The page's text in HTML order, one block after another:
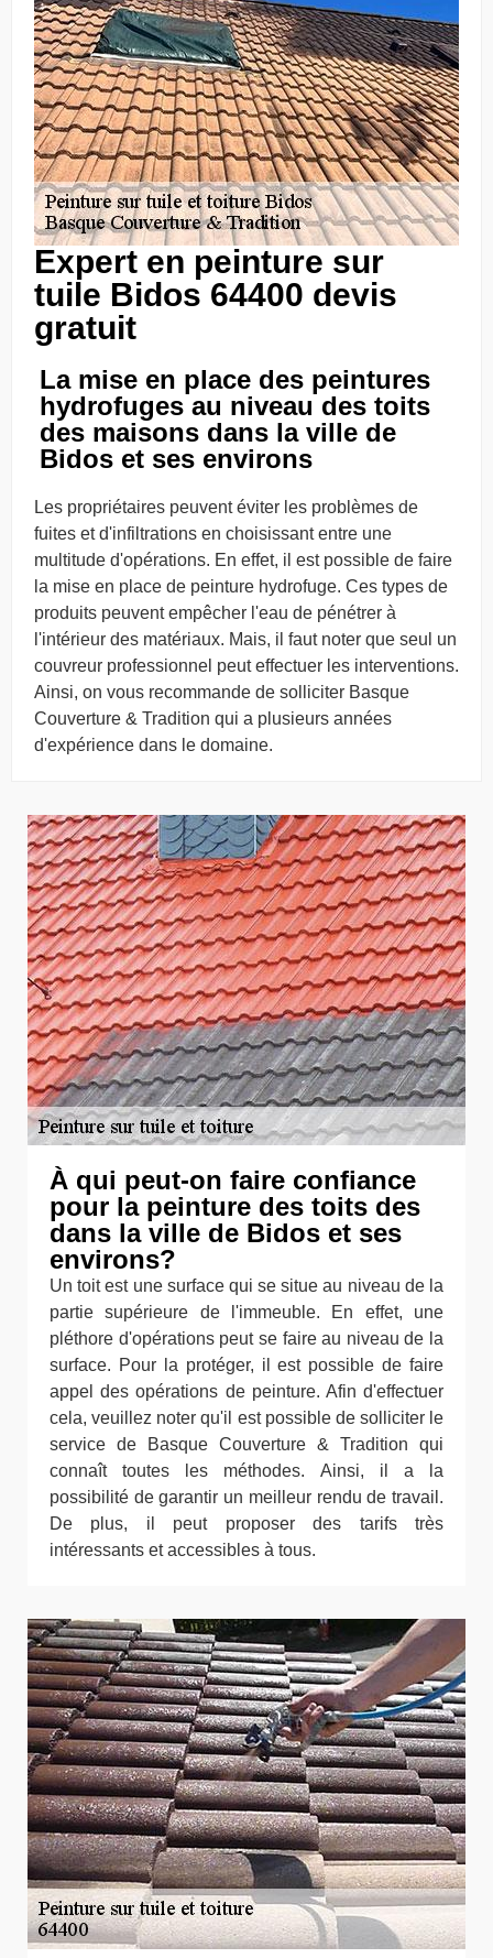
Expert en peinture sur
tuile Bidos 64400 devis
gratuit
La mise en place des peintures
hydrofuges au niveau des toits
des maisons dans la ville de
Bidos et ses environs
Les propriétaires peuvent éviter les problèmes de
fuites et d'infiltrations en choisissant entre une
multitude d'opérations. En effet, il est possible de faire
la mise en place de peinture hydrofuge. Ces types de
produits peuvent empêcher l'eau de pénétrer à
l'intérieur des matériaux. Mais, il faut noter que seul un
couvreur professionnel peut effectuer les interventions.
Ainsi, on vous recommande de solliciter Basque
Couverture & Tradition qui a plusieurs années
d'expérience dans le domaine.
À qui peut-on faire confiance
pour la peinture des toits des
dans la ville de Bidos et ses
environs?
Un toit est une surface qui se situe au niveau de la
partie supérieure de l'immeuble. En effet, une
pléthore d'opérations peut se faire au niveau de la
surface. Pour la protéger, il est possible de faire
appel des opérations de peinture. Afin d'effectuer
cela, veuillez noter qu'il est possible de solliciter le
service de Basque Couverture & Tradition qui
connaît toutes les méthodes. Ainsi, il a la
possibilité de garantir un meilleur rendu de travail.
De plus, il peut proposer des tarifs très
intéressants et accessibles à tous.